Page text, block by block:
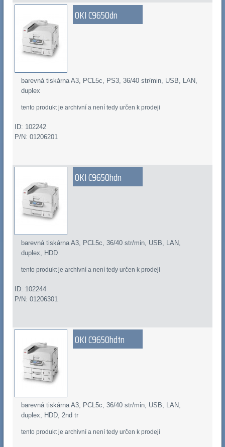
OKI C9650dn
barevná tiskárna A3, PCL5c, PS3, 36/40 str/min, USB, LAN,
duplex
tento produkt je archivní a není tedy určen k prodeji
ID: 102242
P/N: 01206201
OKI C9650hdn
barevná tiskárna A3, PCL5c, 36/40 str/min, USB, LAN,
duplex, HDD
tento produkt je archivní a není tedy určen k prodeji
ID: 102244
P/N: 01206301
OKI C9650hdtn
barevná tiskárna A3, PCL5c, 36/40 str/min, USB, LAN,
duplex, HDD, 2nd tr
tento produkt je archivní a není tedy určen k prodeji